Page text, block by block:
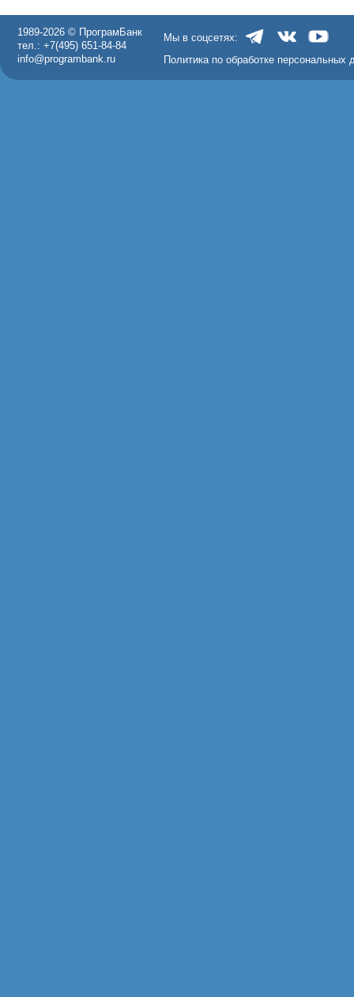
1989-2026 © ПрограмБанк
тел.: +7(495) 651-84-84
info@programbank.ru
Мы в соцсетях:
Политика по обработке персональных